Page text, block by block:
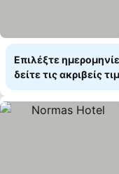
Επιλέξτε
δείτε τις ακριβείς